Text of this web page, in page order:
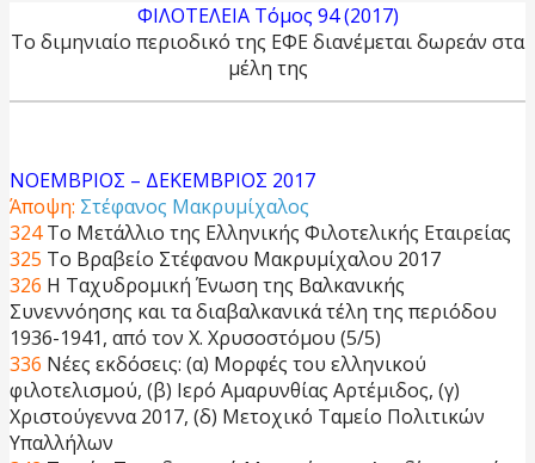
ΦΙΛΟΤΕΛΕΙΑ Τόμος 94 (2017)
Το διμηνιαίο περιοδικό της ΕΦΕ διανέμεται δωρεάν στα
μέλη της
ΝΟΕΜΒΡΙΟΣ – ΔΕΚΕΜΒΡΙΟΣ 2017
Άποψη: Στέφανος Μακρυμίχαλος
324Το Μετάλλιο της Ελληνικής Φιλοτελικής Εταιρείας
325 Το Βραβείο Στέφανου Μακρυμίχαλου 2017
326 H Ταχυδρομική Ένωση της Βαλκανικής
Συνεννόησης και τα διαβαλκανικά τέλη της περιόδου
1936-1941, από τον Χ. Χρυσοστόμου (5/5)
336 Νέες εκδόσεις: (α) Μορφές του ελληνικού
φιλοτελισμού, (β) Ιερό Αμαρυνθίας Αρτέμιδος, (γ)
Χριστούγεννα 2017, (δ) Μετοχικό Ταμείο Πολιτικών
Υπαλλήλων